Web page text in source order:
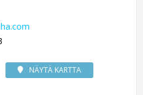
NÄYTÄ KARTTA